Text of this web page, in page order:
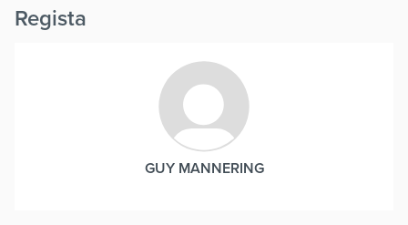
Regista
GUY MANNERING